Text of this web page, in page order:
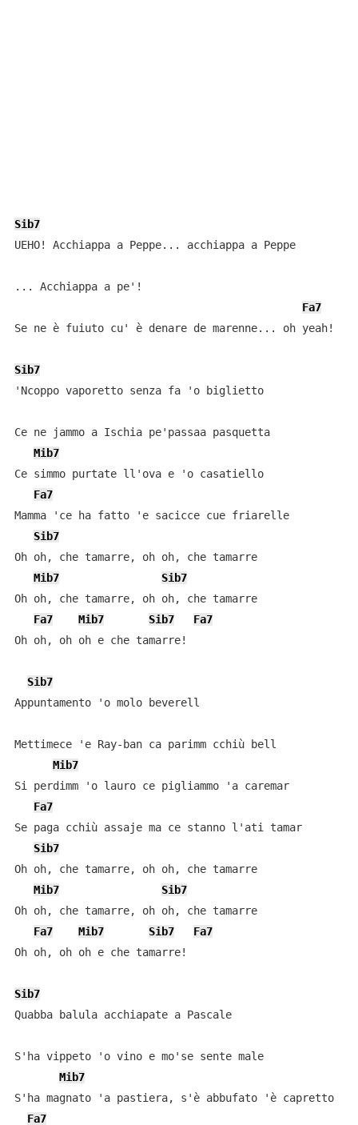
Sib7
UEHO! Acchiappa a Peppe... acchiappa a Peppe
... Acchiappa a pe'!
Fa7
Se ne è fuiuto cu' è denare de marenne... oh yeah!
Sib7
'Ncoppo vaporetto senza fa 'o biglietto
Ce ne jammo a Ischia pe'passaa pasquetta
Mib7
Ce simmo purtate ll'ova e 'o casatiello
Fa7
Mamma 'ce ha fatto 'e sacicce cue friarelle
Sib7
Oh oh, che tamarre, oh oh, che tamarre
Mib7
Sib7
Oh oh, che tamarre, oh oh, che tamarre
Fa7
Mib7 Sib7
Fa7
Oh oh, oh oh e che tamarre!
Sib7
Appuntamento 'o molo beverell
Mettimece 'e Ray-ban ca parimm cchiù bell
Mib7
Si perdimm 'o lauro ce pigliammo 'a caremar
Fa7
Se paga cchiù assaje ma ce stanno l'ati tamar
Sib7
Oh oh, che tamarre, oh oh, che tamarre
Mib7
Sib7
Oh oh, che tamarre, oh oh, che tamarre
Fa7
Mib7 Sib7
Fa7
Oh oh, oh oh e che tamarre!
Sib7
Quabba balula acchiapate a Pascale
S'ha vippeto 'o vino e mo'se sente male
Mib7
S'ha magnato 'a pastiera, s'è abbufato 'è capretto
Fa7